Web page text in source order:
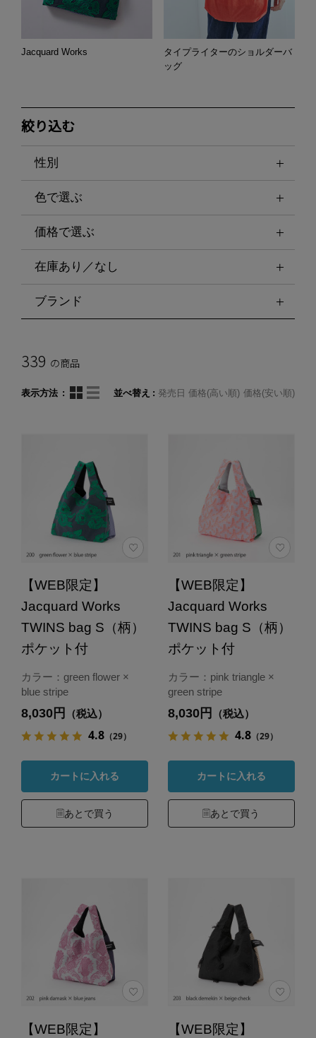
Jacquard Works
タイプライターのショルダーバ
ッグ
絞り込む
性別
色で選ぶ
価格で選ぶ
在庫あり／なし
ブランド
339 の商品
表示方法 並べ替え 発売日 価格(高い順) 価格(安い順)
【WEB限定】
Jacquard Works
TWINS bag S（柄）
ポケット付
カラー：green flower ×
blue stripe
8,030円 （税込）
4.8（29）
カートに入れる
あとで買う
【WEB限定】
Jacquard Works
TWINS bag S（柄）
ポケット付
カラー：pink triangle ×
green stripe
8,030円 （税込）
4.8（29）
カートに入れる
あとで買う
【WEB限定】
【WEB限定】